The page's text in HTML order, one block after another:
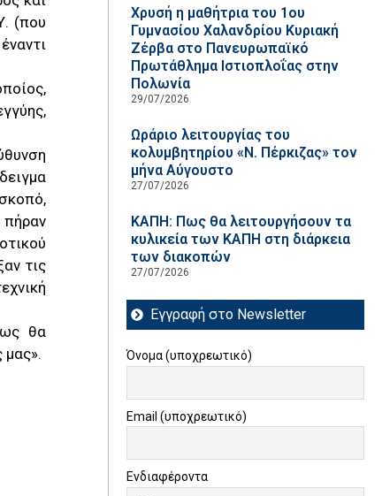
(που
τις
θα
Χρυσή η μαθήτρια του 1ου
Γυμνασίου Χαλανδρίου Κυριακή
Ζέρβα στο Πανευρωπαϊκό
Πρωτάθλημα Ιστιοπλοΐας στην
Πολωνία
29/07/2026
Ωράριο λειτουργίας του
κολυμβητηρίου «Ν. Πέρκιζας» τον
μήνα Αύγουστο
27/07/2026
ΚΑΠΗ: Πως θα λειτουργήσουν τα
κυλικεία των ΚΑΠΗ στη διάρκεια
των διακοπών
27/07/2026
Εγγραφή στο Newsletter
Όνομα (υποχρεωτικό)
Email (υποχρεωτικό)
Ενδιαφέροντα